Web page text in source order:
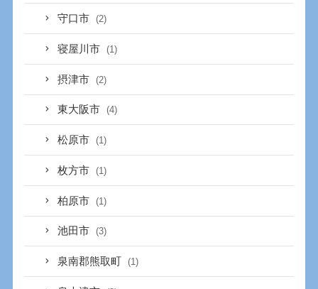
守口市 (2)
寝屋川市 (1)
摂津市 (2)
東大阪市 (4)
松原市 (1)
枚方市 (1)
柏原市 (1)
池田市 (3)
泉南郡熊取町 (1)